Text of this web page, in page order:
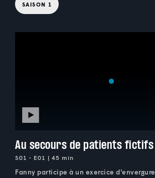
SAISON 1
Au secours de patients fictifs
S01 • E01 | 45 min
Fanny participe à un exercice d'envergure